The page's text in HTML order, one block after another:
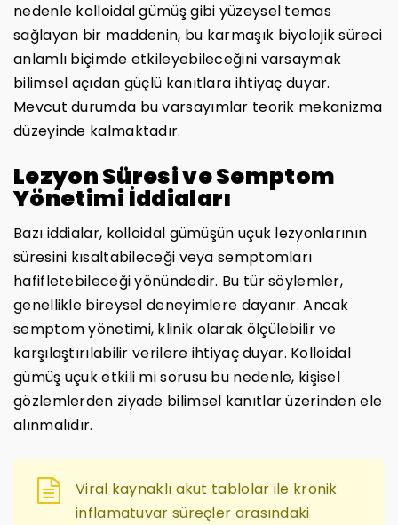
nedenle kolloidal gümüş gibi yüzeysel temas
sağlayan bir maddenin, bu karmaşık biyolojik süreci
anlamlı biçimde etkileyebileceğini varsaymak
bilimsel açıdan güçlü kanıtlara ihtiyaç duyar.
Mevcut durumda bu varsayımlar teorik mekanizma
düzeyinde kalmaktadır.
Lezyon Süresi ve Semptom
Yönetimi İddiaları
Bazı iddialar, kolloidal gümüşün uçuk lezyonlarının
süresini kısaltabileceği veya semptomları
hafifletebileceği yönündedir. Bu tür söylemler,
genellikle bireysel deneyimlere dayanır. Ancak
semptom yönetimi, klinik olarak ölçülebilir ve
karşılaştırılabilir verilere ihtiyaç duyar. Kolloidal
gümüş uçuk etkili mi sorusu bu nedenle, kişisel
gözlemlerden ziyade bilimsel kanıtlar üzerinden ele
alınmalıdır.
Viral kaynaklı akut tablolar ile kronik
inflamatuvar süreçler arasındaki